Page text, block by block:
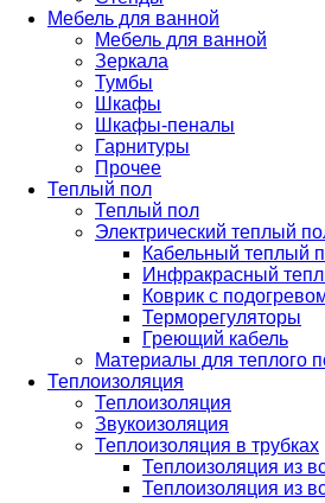
Мебель для ванной
Мебель для ванной
Зеркала
Тумбы
Шкафы
Шкафы-пеналы
Гарнитуры
Прочее
Теплый пол
Теплый пол
Электрический теплый
Кабельный теплый
Инфракрасный
Коврик с
Терморегуляторы
Греющий кабель
Материалы для теплого
Теплоизоляция
Теплоизоляция
Звукоизоляция
Теплоизоляция в трубках
Теплоизоляция из
Теплоизоляция из